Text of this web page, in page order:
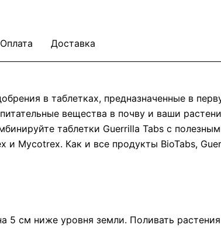
Оплата Доставка
в таблетках, предназначенные в
вещества в почву и ваши
таблетки Guerrilla Tabs с
и Mycotrex. Как и все продукты BioTabs,
5 см ниже уровня земли. Поливать